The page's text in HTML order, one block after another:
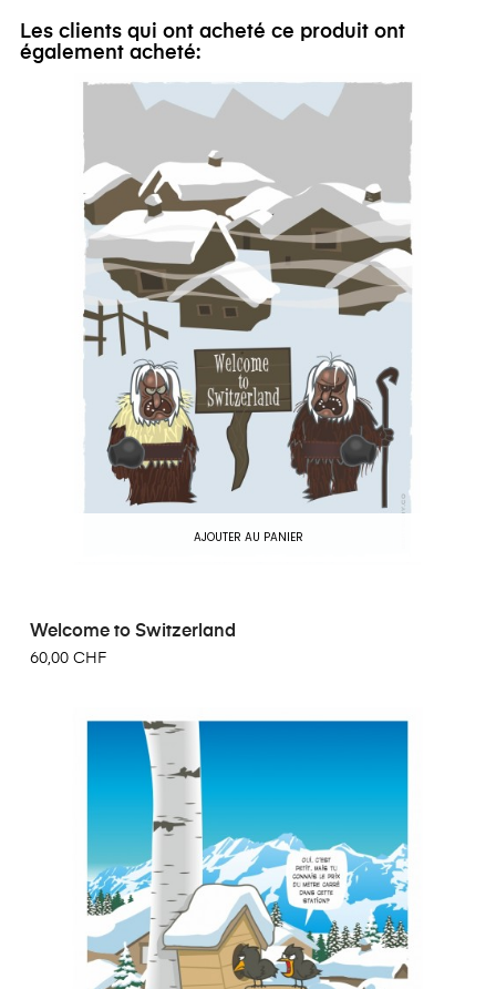
Les clients qui ont acheté ce produit ont
également acheté:
AJOUTER AU PANIER
Welcome to Switzerland
60,00 CHF